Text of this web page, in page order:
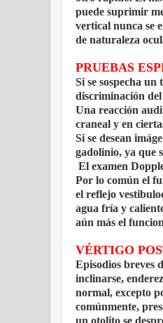
puede suprimir
vertical nunca se
de naturaleza
PRUEBAS
Si se sospecha
discriminación
Una reacción
craneal y en
Si se desean
gadolinio, ya que
El examen
Por lo común el
el reflejo
agua fría y
aún más el
VÉRTIGO
Episodios breves
inclinarse,
normal, excepto
comúnmente,
un otolito se